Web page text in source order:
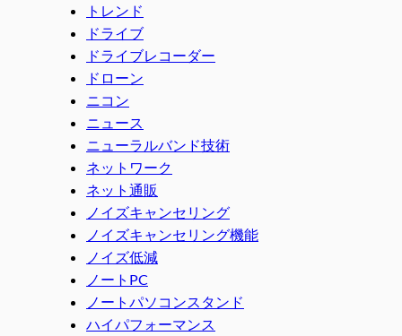
トレンド
ドライブ
ドライブレコーダー
ドローン
ニコン
ニュース
ニューラルバンド技術
ネットワーク
ネット通販
ノイズキャンセリング
ノイズキャンセリング機能
ノイズ低減
ノートPC
ノートパソコンスタンド
ハイパフォーマンス